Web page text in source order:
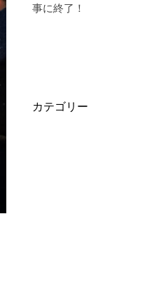
事に終了！
カテゴリー